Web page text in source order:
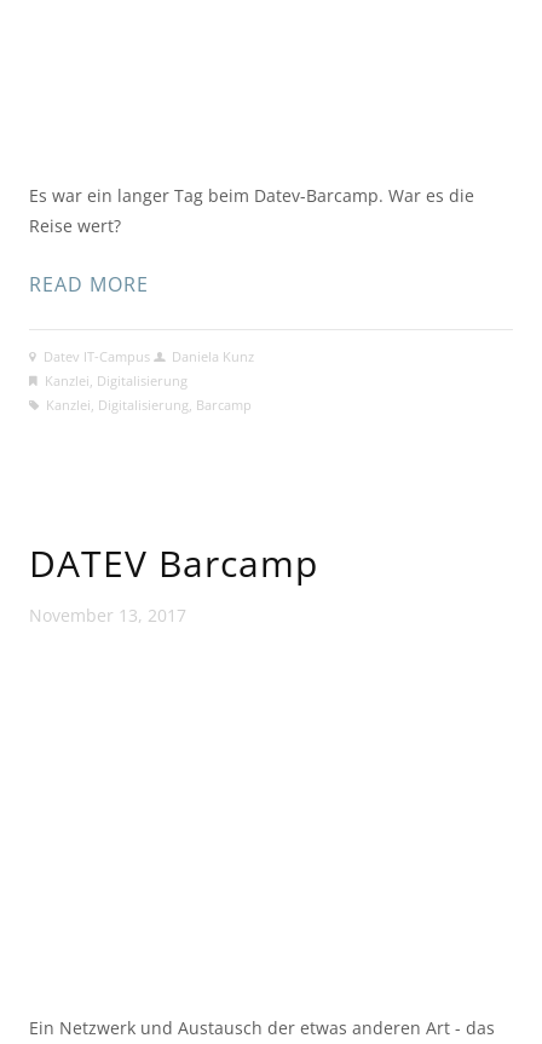
Es war ein langer Tag beim Datev-Barcamp. War es die
Reise wert?
READ MORE
Datev IT-Campus
Daniela Kunz
Kanzlei Digitalisierung
Kanzlei Digitalisierung Barcamp
DATEV Barcamp
November 13, 2017
Ein Netzwerk und Austausch der etwas anderen Art - das